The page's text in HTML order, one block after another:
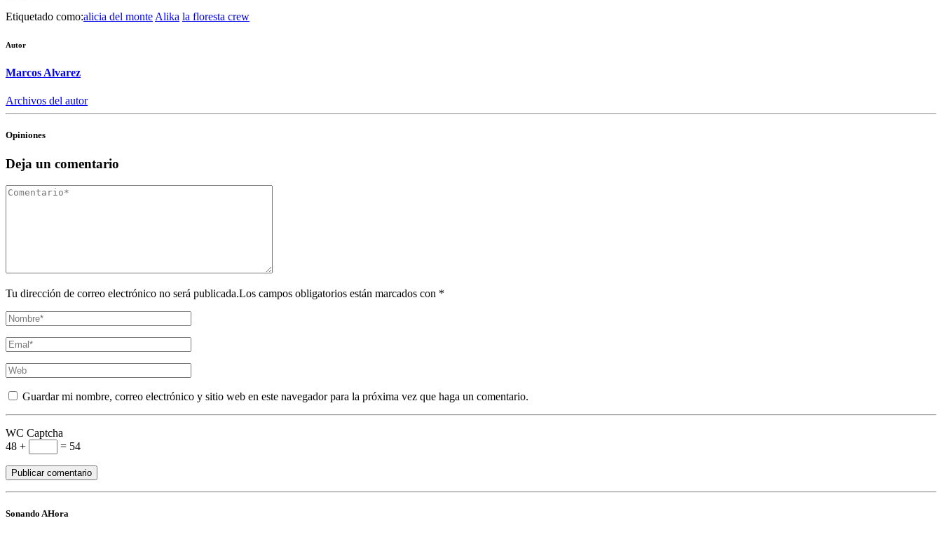
Etiquetado como:alicia del monteAlika la floresta crew
Autor
Marcos Alvarez
Archivos del autor
Opiniones
Deja un comentario
Tu dirección de correo electrónico no será publicada.Los campos obligatorios están marcados con *
Guardar mi nombre, correo electrónico y sitio web en este navegador para la próxima vez que haga un comentario.
WC Captcha
48 +
= 54
Sonando AHora